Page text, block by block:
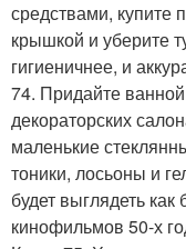
средствами, купите
крышкой и уберите
гигиеничнее, и
74. Придайте
декораторских
маленькие
тоники, лосьоны и
будет выглядеть как
кинофильмов 50-х